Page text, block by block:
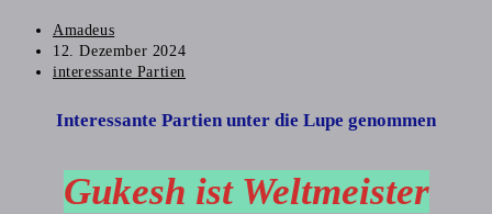
Amadeus
12. Dezember 2024
interessante Partien
Interessante Partien unter die Lupe genommen
Gukesh ist Weltmeister